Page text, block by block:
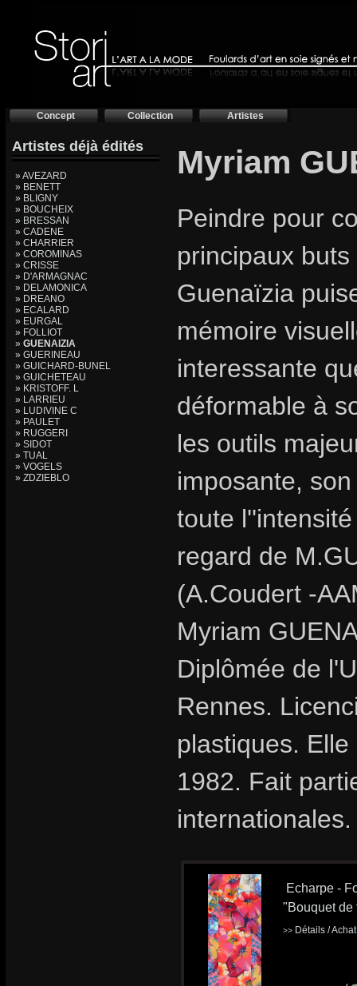
Concept Collection Artistes
Artistes déjà édités
» AVEZARD
» BENETT
» BLIGNY
» BOUCHEIX
» BRESSAN
» CADENE
» CHARRIER
» COROMINAS
» CRISSE
» D'ARMAGNAC
» DELAMONICA
» DREANO
» ECALARD
» EURGAL
» FOLLIOT
» GUENAIZIA
» GUERINEAU
» GUICHARD-BUNEL
» GUICHETEAU
» KRISTOFF. L
» LARRIEU
» LUDIVINE C
» PAULET
» RUGGERI
» SIDOT
» TUAL
» VOGELS
» ZDZIEBLO
Myriam
Peindre pour
principaux
Guenaïzia
mémoire
interessante
déformable à
les outils
imposante,
toute
regard de
(A.Coudert -
Myriam
Diplômée de
Rennes.
plastiques.
1982. Fait
internationales.
Echarpe -
"Bouquet de
>> Détails /